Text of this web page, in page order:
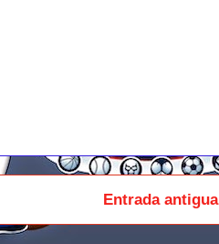
Entrada antigua